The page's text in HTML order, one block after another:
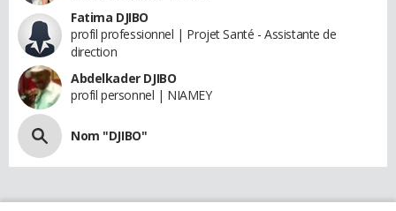
Fatima DJIBO
profil professionnel | Projet Santé - Assistante de
direction
Abdelkader DJIBO
profil personnel | NIAMEY
Nom "DJIBO"